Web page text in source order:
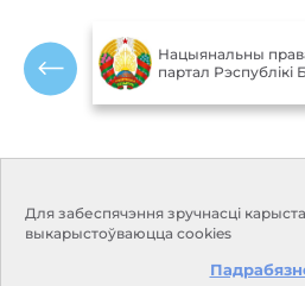
Нацыянальны
партал Рэспублікі
Для забеспячэння зручнасці
выкарыстоўваюцца cookies
Адрас:220114, г. Мінск, пр.
Незалежнасці, 110
+375 17 373-22-31